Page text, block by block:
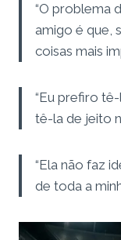
“O problema
amigo é que,
coisas mais
“Eu prefiro
tê-la de jeito
“Ela não faz
de toda a